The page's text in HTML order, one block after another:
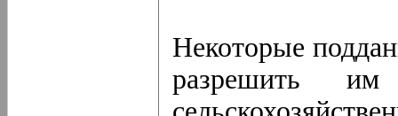
Некоторые
разрешить им